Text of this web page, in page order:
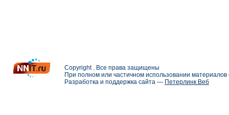
Copyright . Все права защищены
При полном или частичном использовании
Разработка и поддержка сайта — Петерлинк Веб